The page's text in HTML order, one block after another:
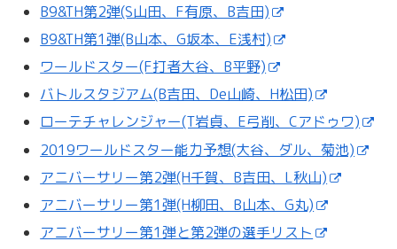
B9&TH第2弾(S山田、F有原、B吉田)
B9&TH第1弾(B山本、G坂本、E浅村)
ワールドスター(F打者大谷、B平野)
バトルスタジアム(B吉田、De山崎、H松田)
ローテチャレンジャー(T岩貞、E弓削、Cアドゥワ)
2019ワールドスター能力予想(大谷、ダル、菊池)
アニバーサリー第2弾(H千賀、B吉田、L秋山)
アニバーサリー第1弾(H柳田、B山本、G丸)
アニバーサリー第1弾と第2弾の選手リスト